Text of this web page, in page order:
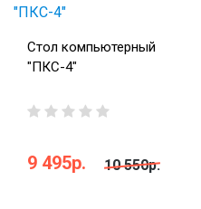
Стол компьютерный
"ПКС-4"
9 495р. 10 550р.